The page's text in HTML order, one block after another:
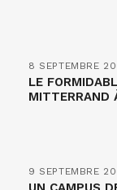
8 SEPTEMBRE
LE
MITTERRAND
9 SEPTEMBRE